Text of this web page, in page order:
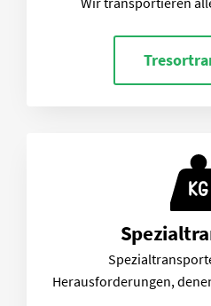
Herausforderungen,